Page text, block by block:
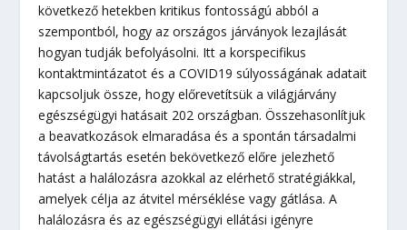
következő hetekben kritikus fontosságú abból a
szempontból, hogy az országos járványok lezajlását
hogyan tudják befolyásolni. Itt a korspecifikus
kontaktmintázatot és a COVID19 súlyosságának adatait
kapcsoljuk össze, hogy előrevetítsük a világjárvány
egészségügyi hatásait 202 országban. Összehasonlítjuk
a beavatkozások elmaradása és a spontán társadalmi
távolságtartás esetén bekövetkező előre jelezhető
hatást a halálozásra azokkal az elérhető stratégiákkal,
amelyek célja az átvitel mérséklése vagy gátlása. A
halálozásra és az egészségügyi ellátási igényre